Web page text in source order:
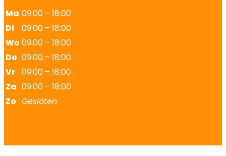
Ma 09:00 – 18:00
Di
09:00 – 18:00
Wo 09:00 – 18:00
Do 09:00 – 18:00
Vr 09:00 – 18:00
Za 09:00 – 18:00
Zo Gesloten